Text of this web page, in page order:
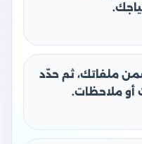
ملفاتك، ثم حدّد
أو ملاحظات.